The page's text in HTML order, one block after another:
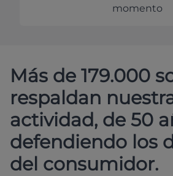
momento
Más de 179.000
respaldan
actividad, de 50
defendiendo los
del consumidor.